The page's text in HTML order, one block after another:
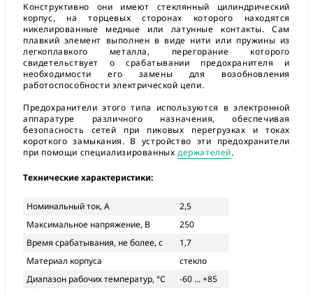
Конструктивно они имеют стеклянный цилиндрический
корпус, на торцевых сторонах которого находятся
никелированные медные или латунные контакты. Сам
плавкий элемент выполнен в виде нити или пружины из
легкоплавкого металла, перегорание которого
свидетельствует о срабатывании предохранителя и
необходимости его замены для возобновления
работоспособности электрической цепи.
Предохранители этого типа используются в электронной
аппаратуре различного назначения, обеспечивая
безопасность сетей при пиковых перегрузках и токах
короткого замыкания. В устройство эти предохранители
при помощи специализированныхдержателей.
Технические характеристики:
Номинальный ток, А
2,5
Максимальное напряжение, В
250
Время срабатывания, не более, с
1,7
Материал корпуса
стекло
Диапазон рабочих температур, °С
-60 ... +85